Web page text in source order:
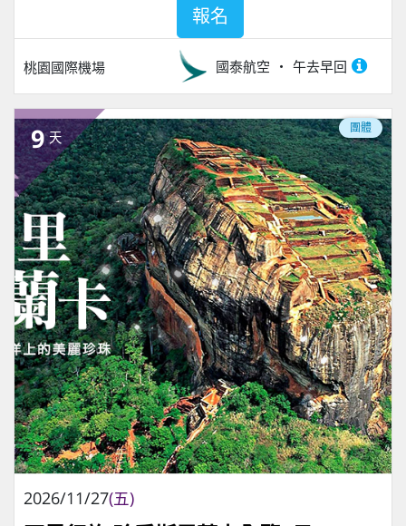
桃園國際機場 國泰航空 午去早回
報名
9 天
團體
2026/11/27(五)